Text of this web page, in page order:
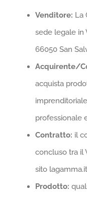
Venditore: La
sede legale in
66050 San
Acquirente/
acquista
professionale
Contratto: il
concluso tra il
sito
Prodotto: